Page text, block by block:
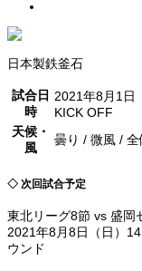
日本製鉄釜石
試合日
時
2021年8月1日
KICK OFF
天候・
風
曇り / 微風 / 全
◇ 次回試合予定
東北リーグ8節 vs 盛岡
2021年8月8日（日）
ウンド